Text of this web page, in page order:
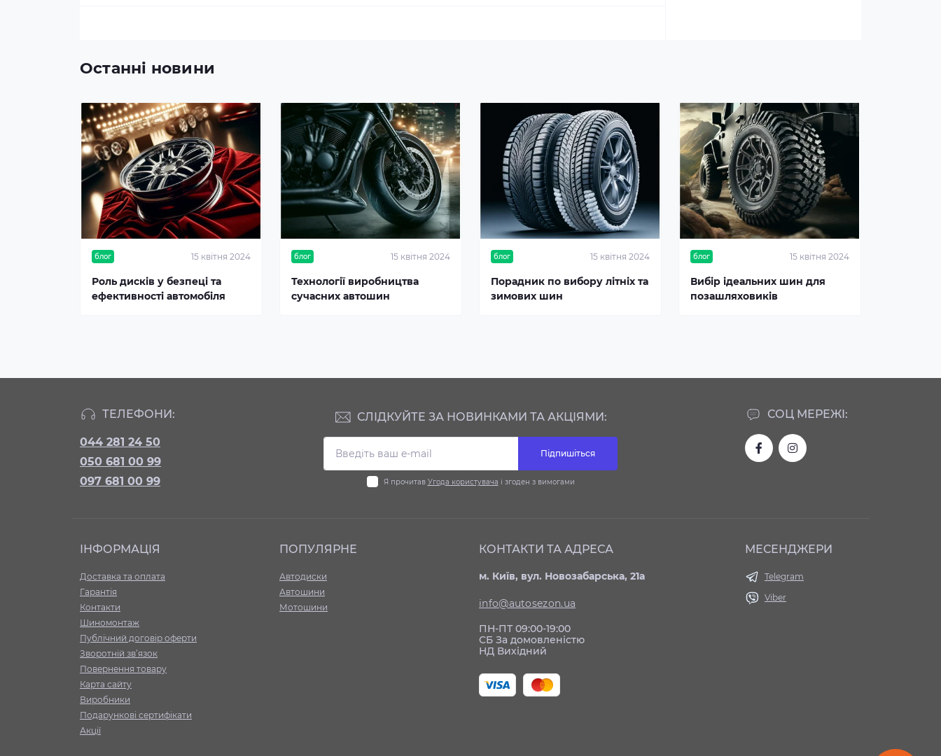
Останні новини
блог 15 квітня 2024
Роль дисків у безпеці та
ефективності автомобіля
блог 15 квітня 2024
Технології виробництва
сучасних автошин
блог 15 квітня 2024
Порадник по вибору літніх та
зимових шин
блог 15 квітня 2024
Вибір ідеальних шин для
позашляховиків
ТЕЛЕФОНИ:
044 281 24 50
050 681 00 99
097 681 00 99
СОЦ МЕРЕЖІ:
СЛІДКУЙТЕ ЗА НОВИНКАМИ ТА АКЦІЯМИ:
Підпишіться
Я прочитав Угода користувача і згоден з вимогами
ІНФОРМАЦІЯ
Доставка та оплата
Гарантія
Контакти
Шиномонтаж
Публічний договір оферти
Зворотній зв’язок
Повернення товару
Карта сайту
Виробники
Подарункові сертифікати
Акції
ПОПУЛЯРНЕ
Автодиски
Автошини
Мотошини
КОНТАКТИ ТА АДРЕСА
м. Київ, вул. Новозабарська, 21а
info@autosezon.ua
ПН-ПТ 09:00-19:00
СБ За домовленістю
НД Вихідний
МЕСЕНДЖЕРИ
Telegram
Viber